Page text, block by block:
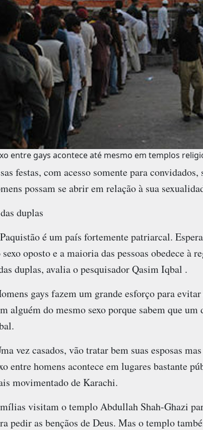
entre gays acontece até mesmo em templos
festas, com acesso somente para
possam se abrir em relação à sua
duplas
é um país fortemente patriarcal.
sexo oposto e a maioria das pessoas obedece à
duplas, avalia o pesquisador Qasim Iqbal .
gays fazem um grande esforço para
alguém do mesmo sexo porque sabem que
vez casados, vão tratar bem suas esposas
entre homens acontece em lugares bastante
movimentado de Karachi.
visitam o templo Abdullah Shah-Ghazi
pedir as bençãos de Deus. Mas o templo